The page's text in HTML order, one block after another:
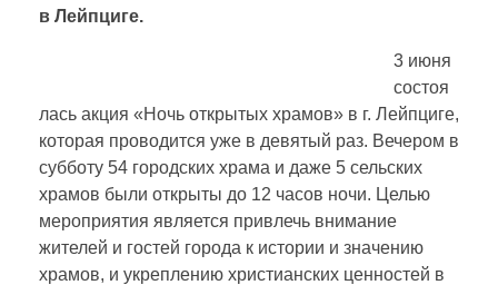
в Лейпциге.
3 июня
состоя
лась акция «Ночь открытых храмов» в г. Лейпциге,
которая проводится уже в девятый раз. Вечером в
субботу 54 городских храма и даже 5 сельских
храмов были открыты до 12 часов ночи. Целью
мероприятия является привлечь внимание
жителей и гостей города к истории и значению
храмов, и укреплению христианских ценностей в